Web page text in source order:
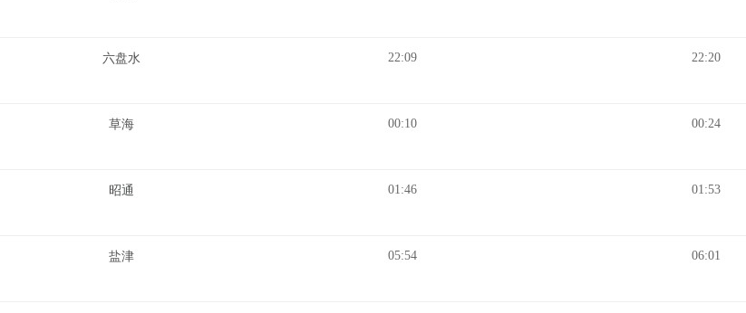
六盘水 22:09 22:20
草海 00:10 00:24
昭通 01:46 01:53
盐津 05:54 06:01